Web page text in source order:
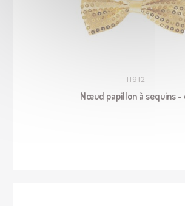
11912
Nœud papillon à sequins -